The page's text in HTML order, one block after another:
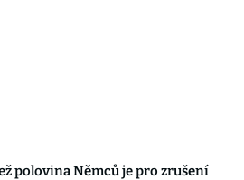
polovina Němců je pro zrušení